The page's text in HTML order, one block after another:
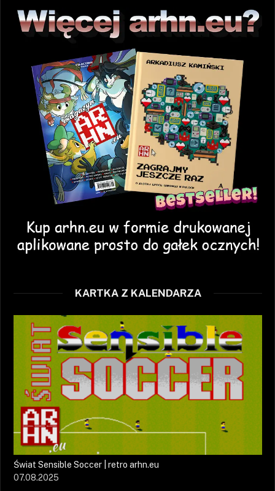
KARTKA Z KALENDARZA
Świat Sensible Soccer | retro arhn.eu
07.08.2025